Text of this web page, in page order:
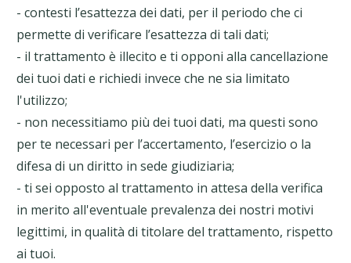
- contesti l’esattezza dei dati, per il periodo che ci
permette di verificare l’esattezza di tali dati;
- il trattamento è illecito e ti opponi alla cancellazione
dei tuoi dati e richiedi invece che ne sia limitato
l'utilizzo;
- non necessitiamo più dei tuoi dati, ma questi sono
per te necessari per l’accertamento, l’esercizio o la
difesa di un diritto in sede giudiziaria;
- ti sei opposto al trattamento in attesa della verifica
in merito all'eventuale prevalenza dei nostri motivi
legittimi, in qualità di titolare del trattamento, rispetto
ai tuoi.